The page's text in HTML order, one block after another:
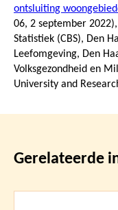
ontsluiting
06, 2 september 2022),
Statistiek (CBS), Den
Leefomgeving, Den
Volksgezondheid en
University and
Gerelateerde